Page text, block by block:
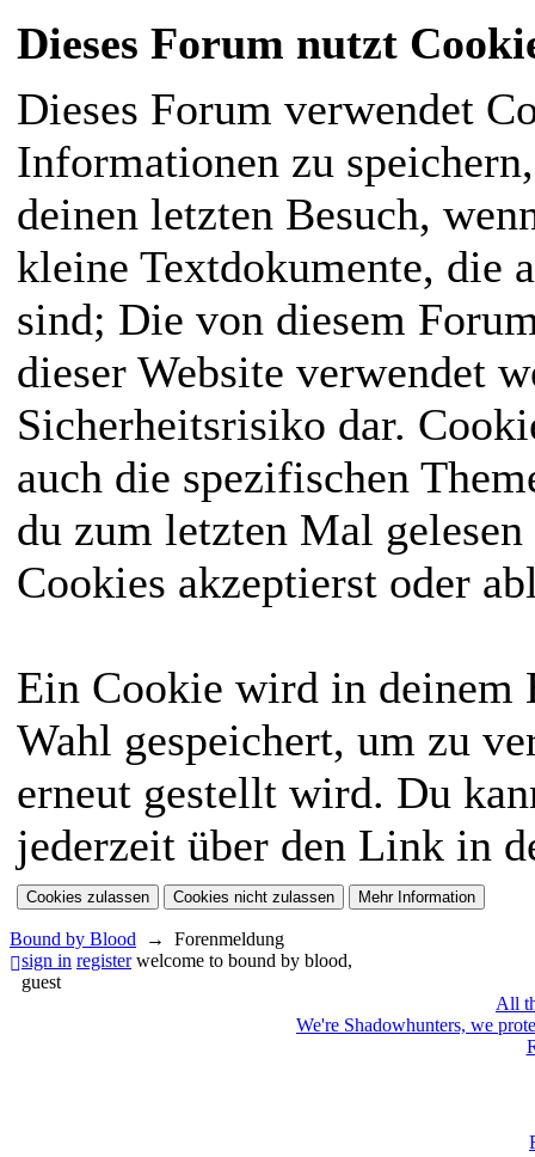
Dieses Forum nutzt
Dieses Forum verwendet
Informationen zu
deinen letzten Besuch,
kleine Textdokumente, die
sind; Die von diesem
dieser Website verwendet
Sicherheitsrisiko dar.
auch die spezifischen
du zum letzten Mal
Cookies akzeptierst oder
Ein Cookie wird in deinem
Wahl gespeichert, um zu
erneut gestellt wird. Du
jederzeit über den Link in
Bound by Blood → Forenmeldung
sign in register welcome to bound by blood,
guest
All
We're Shadowhunters, we